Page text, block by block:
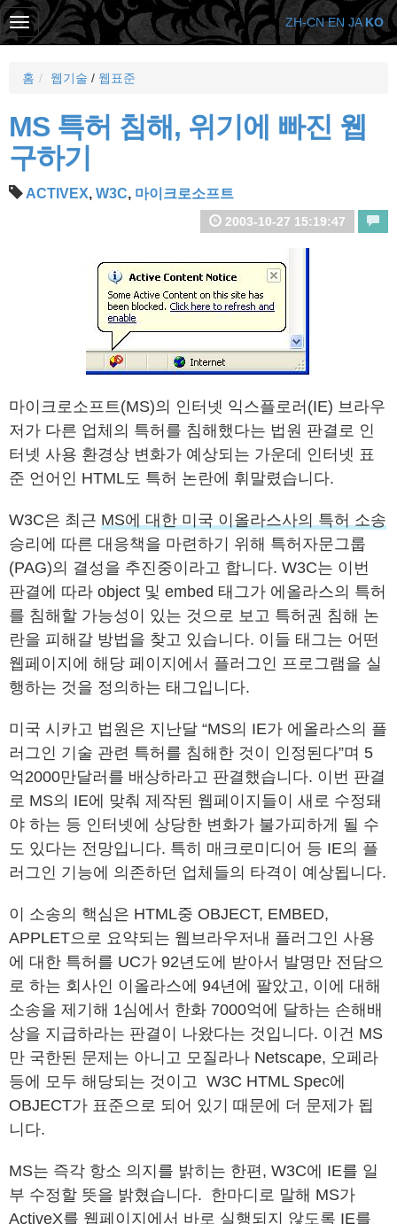
홈 웹기술 / 웹표준
MS 특허 침해, 위기에 빠진 웹
구하기
ACTIVEX, W3C, 마이크로소프트
2003-10-27 15:19:47
마이크로소프트(MS)의 인터넷 익스플로러(IE) 브라우
저가 다른 업체의 특허를 침해했다는 법원 판결로 인
터넷 사용 환경상 변화가 예상되는 가운데 인터넷 표
준 언어인 HTML도 특허 논란에 휘말렸습니다.
W3C은 최근 MS에 대한 미국 이올라스사의 특허 소송
승리에 따른 대응책을 마련하기 위해 특허자문그룹
(PAG)의 결성을 추진중이라고 합니다. W3C는 이번
판결에 따라 object 및 embed 태그가 에올라스의 특허
를 침해할 가능성이 있는 것으로 보고 특허권 침해 논
란을 피해갈 방법을 찾고 있습니다. 이들 태그는 어떤
웹페이지에 해당 페이지에서 플러그인 프로그램을 실
행하는 것을 정의하는 태그입니다.
미국 시카고 법원은 지난달 “MS의 IE가 에올라스의 플
러그인 기술 관련 특허를 침해한 것이 인정된다”며 5
억2000만달러를 배상하라고 판결했습니다. 이번 판결
로 MS의 IE에 맞춰 제작된 웹페이지들이 새로 수정돼
야 하는 등 인터넷에 상당한 변화가 불가피하게 될 수
도 있다는 전망입니다. 특히 매크로미디어 등 IE의 플
러그인 기능에 의존하던 업체들의 타격이 예상됩니다.
이 소송의 핵심은 HTML중 OBJECT, EMBED,
APPLET으로 요약되는 웹브라우저내 플러그인 사용
에 대한 특허를 UC가 92년도에 받아서 발명만 전담으
로 하는 회사인 이올라스에 94년에 팔았고, 이에 대해
소송을 제기해 1심에서 한화 7000억에 달하는 손해배
상을 지급하라는 판결이 나왔다는 것입니다. 이건 MS
만 국한된 문제는 아니고 모질라나 Netscape, 오페라
등에 모두 해당되는 것이고 W3C HTML Spec에
OBJECT가 표준으로 되어 있기 때문에 더 문제가 됩
니다.
MS는 즉각 항소 의지를 밝히는 한편, W3C에 IE를 일
부 수정할 뜻을 밝혔습니다. 한마디로 말해 MS가
ActiveX를 웹페이지에서 바로 실행되지 않도록 IE를
ZH-CN EN JA KO